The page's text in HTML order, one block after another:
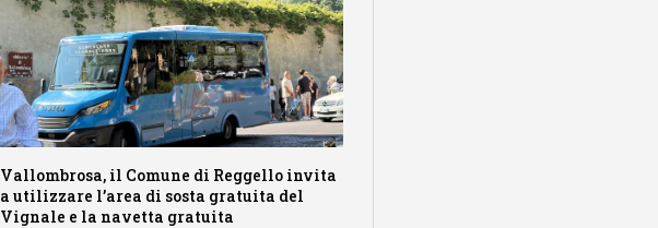
Vallombrosa, il Comune di Reggello invita
a utilizzare l’area di sosta gratuita del
Vignale e la navetta gratuita